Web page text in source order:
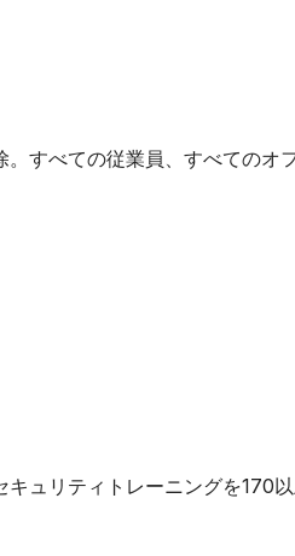
。すべての従業員、すべての
ュリティトレーニングを170